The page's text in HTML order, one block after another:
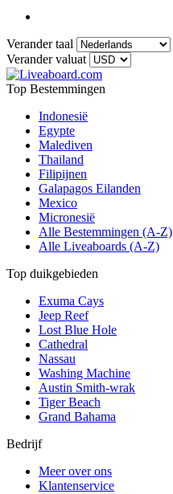
Verander taal
Verander valuat
Top Bestemmingen
Indonesië
Egypte
Malediven
Thailand
Filipijnen
Galapagos Eilanden
Mexico
Micronesië
Alle Bestemmingen (A-Z)
Alle Liveaboards (A-Z)
Top duikgebieden
Exuma Cays
Jeep Reef
Lost Blue Hole
Cathedral
Nassau
Washing Machine
Austin Smith-wrak
Tiger Beach
Grand Bahama
Bedrijf
Meer over ons
Klantenservice